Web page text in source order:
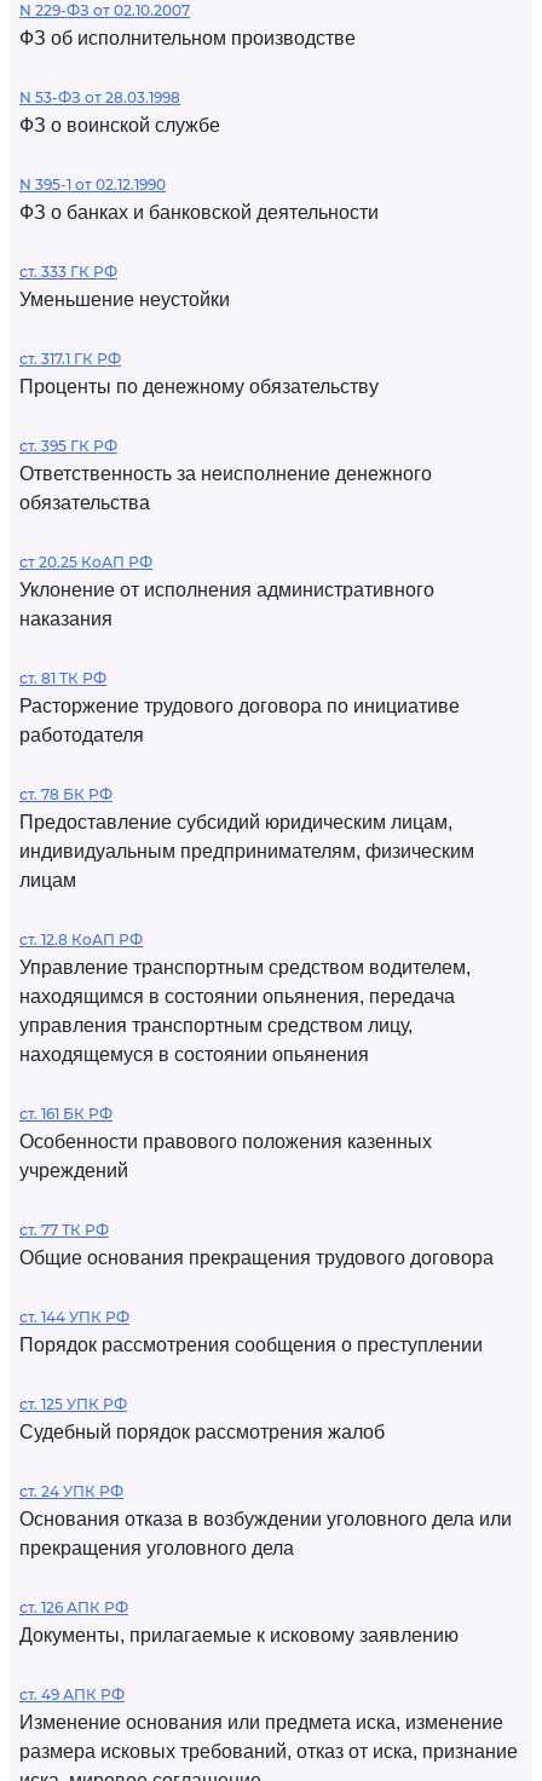
N 229-ФЗ от 02.10.2007
ФЗ об исполнительном производстве
N 53-ФЗ от 28.03.1998
ФЗ о воинской службе
N 395-1 от 02.12.1990
ФЗ о банках и банковской деятельности
ст. 333 ГК РФ
Уменьшение неустойки
ст. 317.1 ГК РФ
Проценты по денежному обязательству
ст. 395 ГК РФ
Ответственность за неисполнение денежного
обязательства
ст 20.25 КоАП РФ
Уклонение от исполнения административного
наказания
ст. 81 ТК РФ
Расторжение трудового договора по инициативе
работодателя
ст. 78 БК РФ
Предоставление субсидий юридическим лицам,
индивидуальным предпринимателям, физическим
лицам
ст. 12.8 КоАП РФ
Управление транспортным средством водителем,
находящимся в состоянии опьянения, передача
управления транспортным средством лицу,
находящемуся в состоянии опьянения
ст. 161 БК РФ
Особенности правового положения казенных
учреждений
ст. 77 ТК РФ
Общие основания прекращения трудового договора
ст. 144 УПК РФ
Порядок рассмотрения сообщения о преступлении
ст. 125 УПК РФ
Судебный порядок рассмотрения жалоб
ст. 24 УПК РФ
Основания отказа в возбуждении уголовного дела или
прекращения уголовного дела
ст. 126 АПК РФ
Документы, прилагаемые к исковому заявлению
ст. 49 АПК РФ
Изменение основания или предмета иска, изменение
размера исковых требований, отказ от иска, признание